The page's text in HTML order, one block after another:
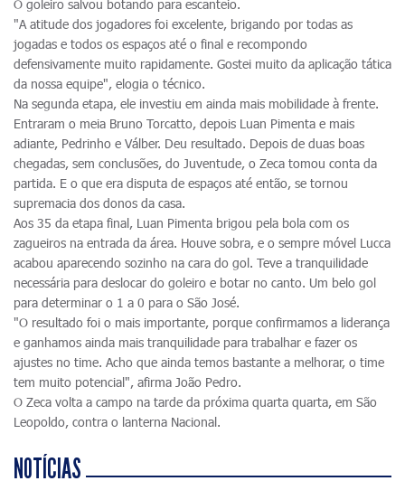
O goleiro salvou botando para escanteio.
"A atitude dos jogadores foi excelente, brigando por todas as
jogadas e todos os espaços até o final e recompondo
defensivamente muito rapidamente. Gostei muito da aplicação tática
da nossa equipe", elogia o técnico.
Na segunda etapa, ele investiu em ainda mais mobilidade à frente.
Entraram o meia Bruno Torcatto, depois Luan Pimenta e mais
adiante, Pedrinho e Válber. Deu resultado. Depois de duas boas
chegadas, sem conclusões, do Juventude, o Zeca tomou conta da
partida. E o que era disputa de espaços até então, se tornou
supremacia dos donos da casa.
Aos 35 da etapa final, Luan Pimenta brigou pela bola com os
zagueiros na entrada da área. Houve sobra, e o sempre móvel Lucca
acabou aparecendo sozinho na cara do gol. Teve a tranquilidade
necessária para deslocar do goleiro e botar no canto. Um belo gol
para determinar o 1 a 0 para o São José.
"O resultado foi o mais importante, porque confirmamos a liderança
e ganhamos ainda mais tranquilidade para trabalhar e fazer os
ajustes no time. Acho que ainda temos bastante a melhorar, o time
tem muito potencial", afirma João Pedro.
O Zeca volta a campo na tarde da próxima quarta quarta, em São
Leopoldo, contra o lanterna Nacional.
NOTÍCIAS